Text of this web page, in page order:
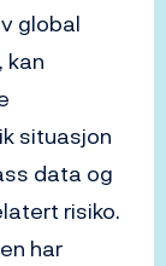
global
kan
situasjon
data og
risiko.
har